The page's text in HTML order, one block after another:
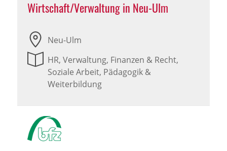
Wirtschaft/Verwaltung in Neu-Ulm
Neu-Ulm
HR, Verwaltung, Finanzen & Recht,
Soziale Arbeit, Pädagogik &
Weiterbildung